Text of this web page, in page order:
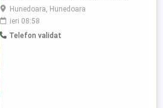
aniversări și evenimente == distracție la
maxim pentru copii tarife: 500 lei (luni-joi )
550 lei ( in weekend ) ** ne deplasăm pe
orice distanță == transformă orice
Hunedoara, Hunedoara
ieri 08:58
Telefon validat